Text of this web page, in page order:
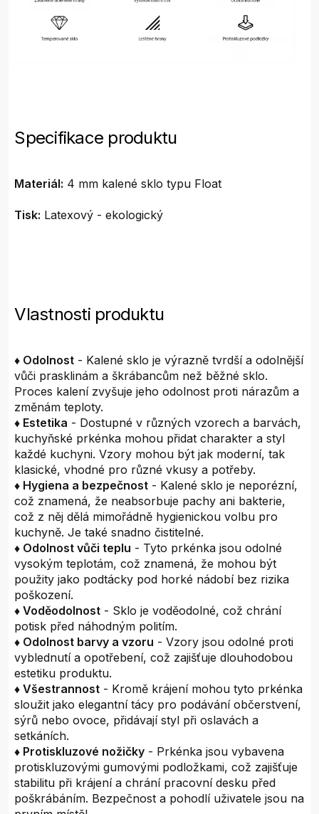
Specifikace produktu
Materiál: 4 mm kalené sklo typu Float
Tisk: Latexový - ekologický
Vlastnosti produktu
♦ Odolnost - Kalené sklo je výrazně tvrdší a odolnější
vůči prasklinám a škrábancům než běžné sklo.
Proces kalení zvyšuje jeho odolnost proti nárazům a
změnám teploty.
♦ Estetika - Dostupné v různých vzorech a barvách,
kuchyňské prkénka mohou přidat charakter a styl
každé kuchyni. Vzory mohou být jak moderní, tak
klasické, vhodné pro různé vkusy a potřeby.
♦ Hygiena a bezpečnost - Kalené sklo je neporézní,
což znamená, že neabsorbuje pachy ani bakterie,
což z něj dělá mimořádně hygienickou volbu pro
kuchyně. Je také snadno čistitelné.
♦ Odolnost vůči teplu - Tyto prkénka jsou odolné
vysokým teplotám, což znamená, že mohou být
použity jako podtácky pod horké nádobí bez rizika
poškození.
♦ Voděodolnost - Sklo je voděodolné, což chrání
potisk před náhodným politím.
♦ Odolnost barvy a vzoru - Vzory jsou odolné proti
vyblednutí a opotřebení, což zajišťuje dlouhodobou
estetiku produktu.
♦ Všestrannost - Kromě krájení mohou tyto prkénka
sloužit jako elegantní tácy pro podávání občerstvení,
sýrů nebo ovoce, přidávají styl při oslavách a
setkáních.
♦ Protiskluzové nožičky - Prkénka jsou vybavena
protiskluzovými gumovými podložkami, což zajišťuje
stabilitu při krájení a chrání pracovní desku před
poškrábáním. Bezpečnost a pohodlí uživatele jsou na